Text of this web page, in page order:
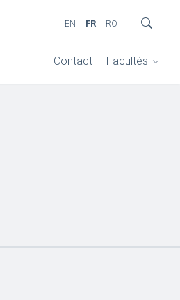
Contact Facultés
EN FR RO